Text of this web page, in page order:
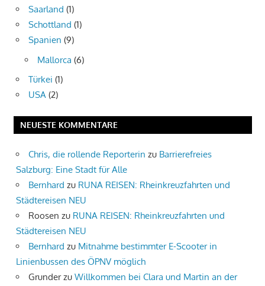
Saarland (1)
Schottland (1)
Spanien (9)
Mallorca (6)
Türkei (1)
USA (2)
NEUESTE KOMMENTARE
Chris, die rollende Reporterin zu Barrierefreies
Salzburg: Eine Stadt für Alle
Bernhard zu RUNA REISEN: Rheinkreuzfahrten und
Städtereisen NEU
Roosen zu RUNA REISEN: Rheinkreuzfahrten und
Städtereisen NEU
Bernhard zu Mitnahme bestimmter E-Scooter in
Linienbussen des ÖPNV möglich
Grunderzu Willkommen bei Clara und Martin an der